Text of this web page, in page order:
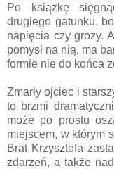
Po książkę
drugiego gatunku,
napięcia czy grozy.
pomysł na nią, ma
formie nie do końca
Zmarły ojciec i
to brzmi
może po prostu
miejscem, w którym
Brat Krzysztofa
zdarzeń, a także